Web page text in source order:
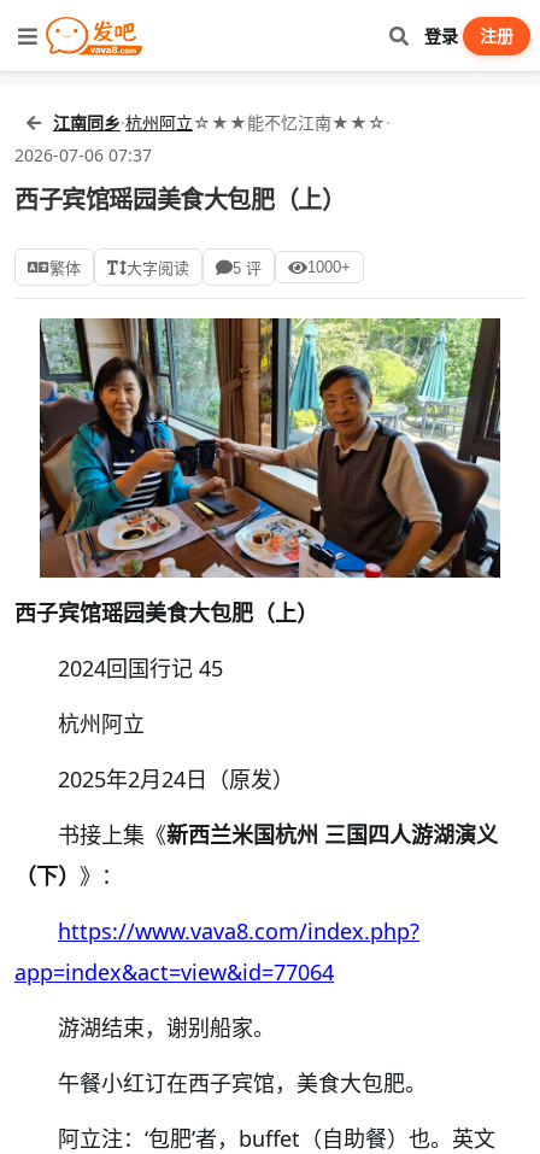
登录 注册
江南同乡·杭州阿立☆★★能不忆江南★★☆·
2026-07-06 07:37
西子宾馆瑶园美食大包肥（上）
繁体 大字阅读 5 评 1000+
西子宾馆瑶园美食大包肥（上）
2024回国行记 45
杭州阿立
2025年2月24日（原发）
书接上集《新西兰米国杭州 三国四人游湖演义
（下） 》：
https://www.vava8.com/index.php?
app=index&act=view&id=77064
游湖结束，谢别船家。
午餐小红订在西子宾馆，美食大包肥。
阿立注： ‘包肥’者，buffet（自助餐）也。英文